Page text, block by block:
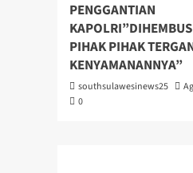
PENGGANTIAN
PIHAK PIHAK
KENYAMANANNYA”
southsulawesinews25
0